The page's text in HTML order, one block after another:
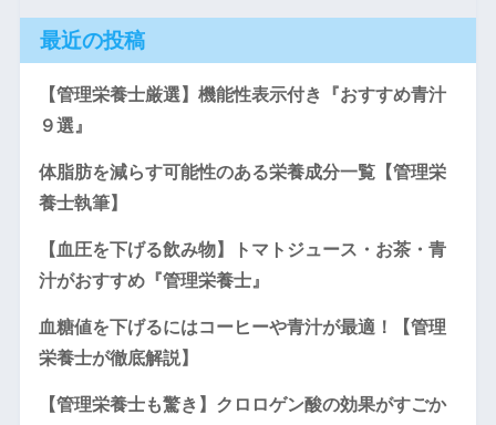
最近の投稿
【管理栄養士厳選】機能性表示付き『おすすめ青汁
９選』
体脂肪を減らす可能性のある栄養成分一覧【管理栄
養士執筆】
【血圧を下げる飲み物】トマトジュース・お茶・青
汁がおすすめ『管理栄養士』
血糖値を下げるにはコーヒーや青汁が最適！【管理
栄養士が徹底解説】
【管理栄養士も驚き】クロロゲン酸の効果がすごか